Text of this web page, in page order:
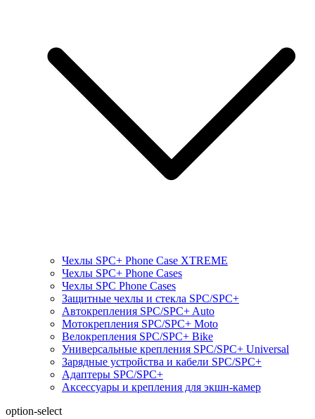
Чехлы SPC+ Phone Case XTREME
Чехлы SPC+ Phone Cases
Чехлы SPС Phone Cases
Защитные чехлы и стекла SPC/SPC+
Автокрепления SPС/SPC+ Auto
Мотокрепления SPС/SPC+ Moto
Велокрепления SPС/SPC+ Bike
Универсальные крепления SPС/SPC+ Universal
Зарядные устройства и кабели SPC/SPC+
Адаптеры SPC/SPC+
Аксессуары и крепления для экшн-камер
option-select